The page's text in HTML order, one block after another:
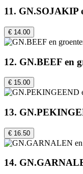
11. GN.SOJAKIP
€ 14.00
12. GN.BEEF en
€ 15.00
13.
€ 16.50
14.